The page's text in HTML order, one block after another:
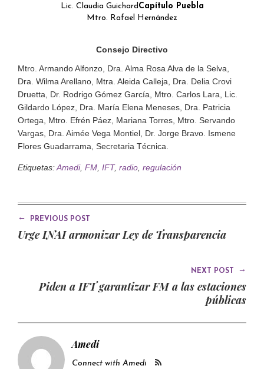
Lic. Claudia GuichardCapítulo Puebla
Mtro. Rafael Hernández
Consejo Directivo
Mtro. Armando Alfonzo, Dra. Alma Rosa Alva de la Selva,
Dra. Wilma Arellano, Mtra. Aleida Calleja, Dra. Delia Crovi
Druetta, Dr. Rodrigo Gómez García, Mtro. Carlos Lara, Lic.
Gildardo López, Dra. María Elena Meneses, Dra. Patricia
Ortega, Mtro. Efrén Páez, Mariana Torres, Mtro. Servando
Vargas, Dra. Aimée Vega Montiel, Dr. Jorge Bravo. Ismene
Flores Guadarrama, Secretaria Técnica.
Etiquetas:Amedi, FM, IFT, radio, regulación
← PREVIOUS POST
Urge INAI armonizar Ley de Transparencia
NEXT POST →
Piden a IFT garantizar FM a las estaciones
públicas
Amedi
Connect with Amedi